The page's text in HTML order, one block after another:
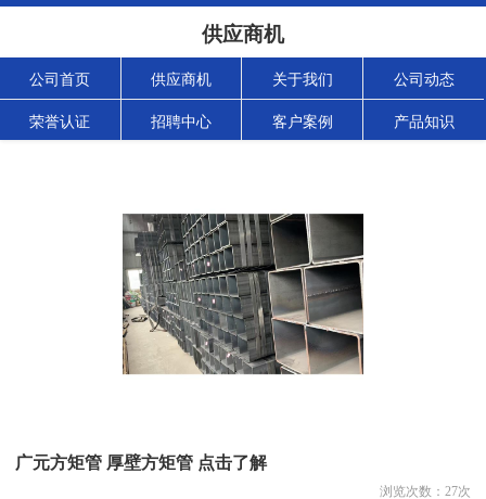
供应商机
公司首页 供应商机 关于我们 公司动态
荣誉认证 招聘中心 客户案例 产品知识
广元方矩管 厚壁方矩管 点击了解
浏览次数： 27次